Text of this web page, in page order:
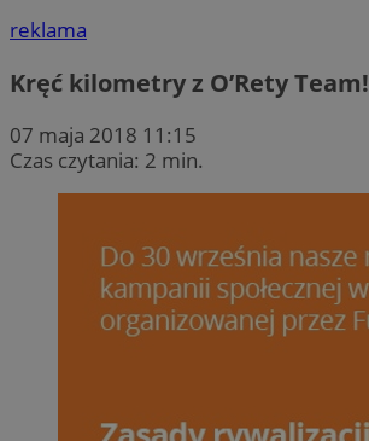
reklama
Kręć kilometry z O’Rety Team!
07 maja 2018 11:15
Czas czytania: 2 min.